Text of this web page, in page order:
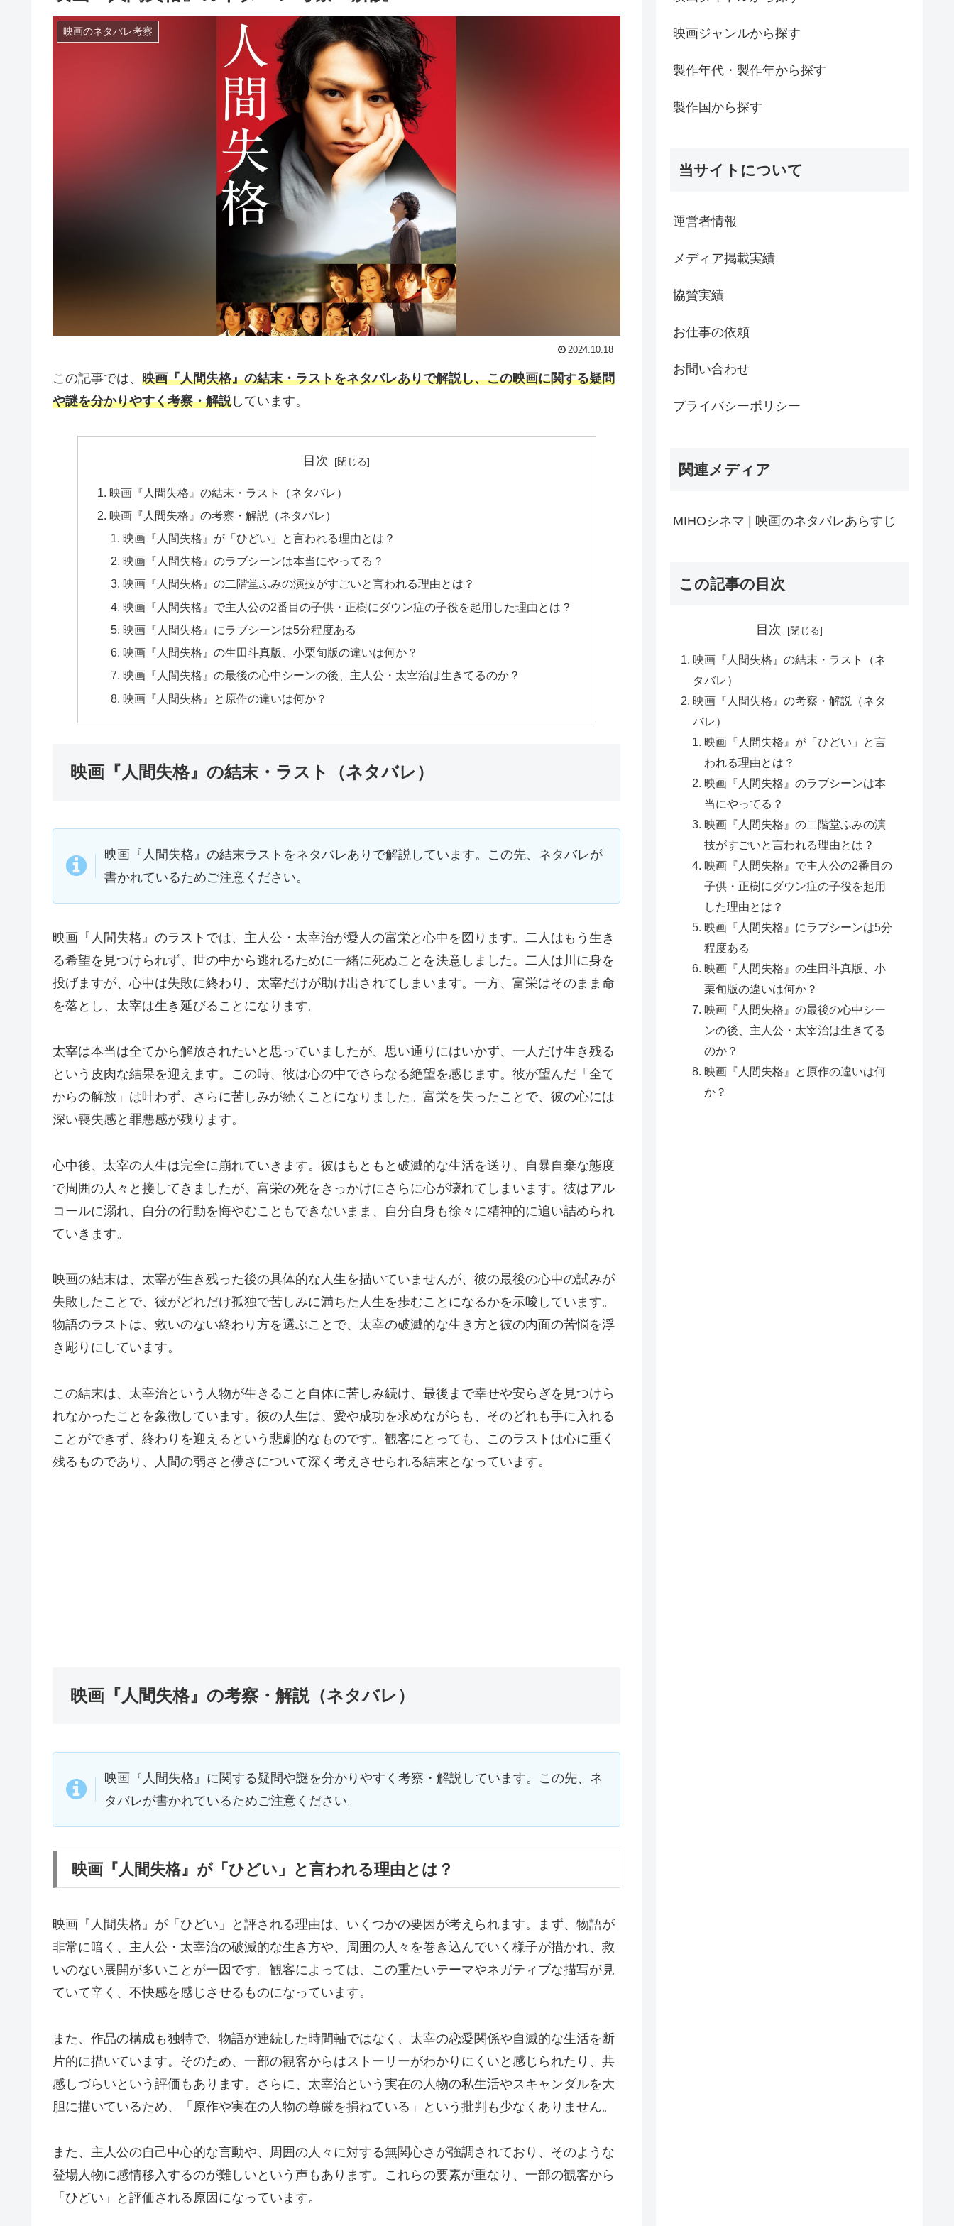
映画のネタバレ考察
2024.10.18
この記事では、 映画『人間失格』の結末・ラストをネタバレありで解説し、この映画に関する疑問
や謎を分かりやすく考察・解説しています。
目次
映画『人間失格』の結末・ラスト（ネタバレ）
映画『人間失格』の考察・解説（ネタバレ）
映画『人間失格』が「ひどい」と言われる理由とは？
映画『人間失格』のラブシーンは本当にやってる？
映画『人間失格』の二階堂ふみの演技がすごいと言われる理由とは？
映画『人間失格』で主人公の2番目の子供・正樹にダウン症の子役を起用した理由とは？
映画『人間失格』にラブシーンは5分程度ある
映画『人間失格』の生田斗真版、小栗旬版の違いは何か？
映画『人間失格』の最後の心中シーンの後、主人公・太宰治は生きてるのか？
映画『人間失格』と原作の違いは何か？
映画『人間失格』の結末・ラスト（ネタバレ）
映画『人間失格』の結末ラストをネタバレありで解説しています。この先、ネタバレが
書かれているためご注意ください。
映画『人間失格』のラストでは、主人公・太宰治が愛人の富栄と心中を図ります。二人はもう生き
る希望を見つけられず、世の中から逃れるために一緒に死ぬことを決意しました。二人は川に身を
投げますが、心中は失敗に終わり、太宰だけが助け出されてしまいます。一方、富栄はそのまま命
を落とし、太宰は生き延びることになります。
太宰は本当は全てから解放されたいと思っていましたが、思い通りにはいかず、一人だけ生き残る
という皮肉な結果を迎えます。この時、彼は心の中でさらなる絶望を感じます。彼が望んだ「全て
からの解放」は叶わず、さらに苦しみが続くことになりました。富栄を失ったことで、彼の心には
深い喪失感と罪悪感が残ります。
心中後、太宰の人生は完全に崩れていきます。彼はもともと破滅的な生活を送り、自暴自棄な態度
で周囲の人々と接してきましたが、富栄の死をきっかけにさらに心が壊れてしまいます。彼はアル
コールに溺れ、自分の行動を悔やむこともできないまま、自分自身も徐々に精神的に追い詰められ
ていきます。
映画の結末は、太宰が生き残った後の具体的な人生を描いていませんが、彼の最後の心中の試みが
失敗したことで、彼がどれだけ孤独で苦しみに満ちた人生を歩むことになるかを示唆しています。
物語のラストは、救いのない終わり方を選ぶことで、太宰の破滅的な生き方と彼の内面の苦悩を浮
き彫りにしています。
この結末は、太宰治という人物が生きること自体に苦しみ続け、最後まで幸せや安らぎを見つけら
れなかったことを象徴しています。彼の人生は、愛や成功を求めながらも、そのどれも手に入れる
ことができず、終わりを迎えるという悲劇的なものです。観客にとっても、このラストは心に重く
残るものであり、人間の弱さと儚さについて深く考えさせられる結末となっています。
映画『人間失格』の考察・解説（ネタバレ）
映画『人間失格』に関する疑問や謎を分かりやすく考察・解説しています。この先、ネ
タバレが書かれているためご注意ください。
映画『人間失格』が「ひどい」と言われる理由とは？
映画『人間失格』が「ひどい」と評される理由は、いくつかの要因が考えられます。まず、物語が
非常に暗く、主人公・太宰治の破滅的な生き方や、周囲の人々を巻き込んでいく様子が描かれ、救
いのない展開が多いことが一因です。観客によっては、この重たいテーマやネガティブな描写が見
ていて辛く、不快感を感じさせるものになっています。
また、作品の構成も独特で、物語が連続した時間軸ではなく、太宰の恋愛関係や自滅的な生活を断
片的に描いています。そのため、一部の観客からはストーリーがわかりにくいと感じられたり、共
感しづらいという評価もあります。さらに、太宰治という実在の人物の私生活やスキャンダルを大
胆に描いているため、「原作や実在の人物の尊厳を損ねている」という批判も少なくありません。
また、主人公の自己中心的な言動や、周囲の人々に対する無関心さが強調されており、そのような
登場人物に感情移入するのが難しいという声もあります。これらの要素が重なり、一部の観客から
「ひどい」と評価される原因になっています。
映画ジャンルから探す
製作年代・製作年から探す
製作国から探す
当サイトについて
運営者情報
メディア掲載実績
協賛実績
お仕事の依頼
お問い合わせ
プライバシーポリシー
関連メディア
MIHOシネマ | 映画のネタバレあらすじ
この記事の目次
目次
映画『人間失格』の結末・ラスト（ネ
タバレ）
映画『人間失格』の考察・解説（ネタ
バレ）
映画『人間失格』が「ひどい」と言
われる理由とは？
映画『人間失格』のラブシーンは本
当にやってる？
映画『人間失格』の二階堂ふみの演
技がすごいと言われる理由とは？
映画『人間失格』で主人公の2番目の
子供・正樹にダウン症の子役を起用
した理由とは？
映画『人間失格』にラブシーンは5分
程度ある
映画『人間失格』の生田斗真版、小
栗旬版の違いは何か？
映画『人間失格』の最後の心中シー
ンの後、主人公・太宰治は生きてる
のか？
映画『人間失格』と原作の違いは何
か？